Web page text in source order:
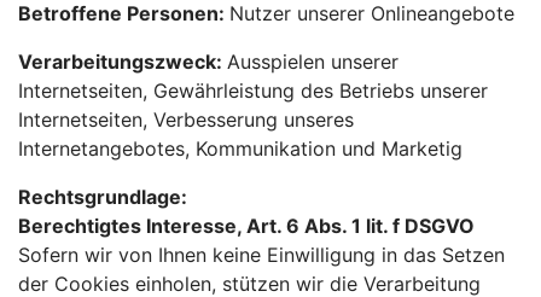
Betroffene Personen: Nutzer unserer Onlineangebote
Verarbeitungszweck: Ausspielen unserer
Internetseiten, Gewährleistung des Betriebs unserer
Internetseiten, Verbesserung unseres
Internetangebotes, Kommunikation und Marketig
Rechtsgrundlage:
Berechtigtes Interesse, Art. 6 Abs. 1 lit. f DSGVO
Sofern wir von Ihnen keine Einwilligung in das Setzen
der Cookies einholen, stützen wir die Verarbeitung